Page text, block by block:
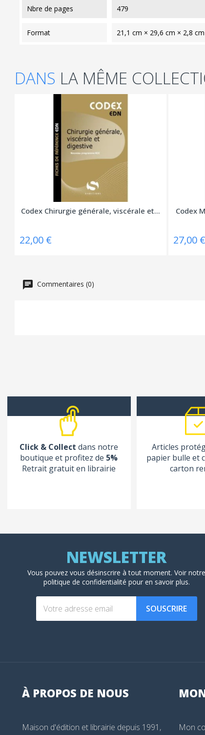
nbre de pages 479
format 21,1 cm × 29,6 cm × 2,8 cm
DANS LA MÊME
Codex Chirurgie générale, viscérale et...
22,00 €
Codex
27,00 €
Commentaires (0)
Click & Collect dans notre
boutique et profitez de 5%
Retrait gratuit en librairie
Articles
papier bulle et
carton
Vous pouvez vous désinscrire à tout moment. Voirnotre
politique de confidentialité pour en savoir plus.
SOUSCRIRE
À PROPOS DE NOUS
Maison d'édition et librairie depuis 1991,
Mon